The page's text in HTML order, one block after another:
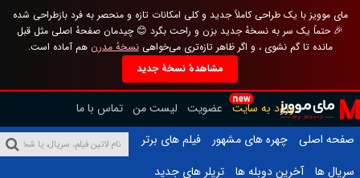
مای موویز با یک طراحی کاملاً جدید و کلی امکانات تازه و منحصر به فرد بازطراحی شده
🎉 حتماً یک سر به نسخهٔ جدید بزن و راحت بگرد 😊 چیدمان صفحهٔ اصلی مثل قبل
مانده تا گم نشوی ، و اگر ظاهر تازه‌تری می‌خواهینسخهٔ مدرن هم آماده است.
مشاهدهٔ نسخهٔ جدید
new
ورود به سایت عضویت لیست من تماس با ما
صفحه اصلی
چهره های مشهور
فیلم های برتر
سریال ها
آخرین دوبله ها تریلر های جدید